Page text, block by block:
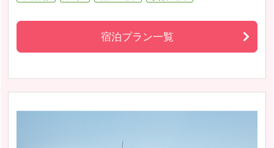
宿泊プラン一覧